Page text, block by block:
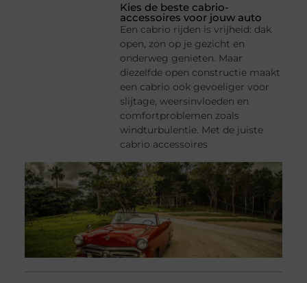
Kies de beste cabrio-
accessoires voor jouw auto
Een cabrio rijden is vrijheid: dak
open, zon op je gezicht en
onderweg genieten. Maar
diezelfde open constructie maakt
een cabrio ook gevoeliger voor
slijtage, weersinvloeden en
comfortproblemen zoals
windturbulentie. Met de juiste
cabrio accessoires